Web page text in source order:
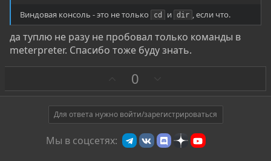
Виндовая консоль - это не только
cd и dir , если что.
да туплю не разу не пробовал только команды в
meterpreter. Cпасибо тоже буду знать.
а
0
р
о
т
и
в
Для ответа нужно войти/зарегистрироваться
Мы в соцсетях: